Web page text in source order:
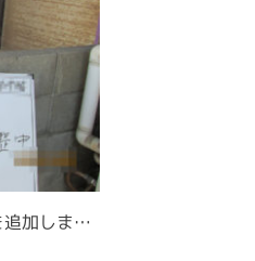
施工事例に市営団地の塗装修繕工事を追加しました